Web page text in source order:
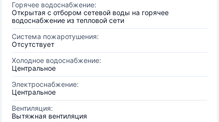
Горячее водоснабжение:
Открытая с отбором сетевой воды на горячее
водоснабжение из тепловой сети
Система пожаротушения:
Отсутствует
Холодное водоснабжение:
Центральное
Электроснабжение:
Центральное
Вентиляция:
Вытяжная вентиляция